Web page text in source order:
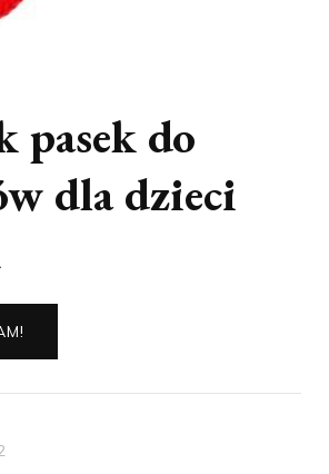
pasek do
dla dzieci